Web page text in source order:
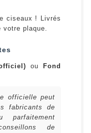
ciseaux ! Livrés
votre plaque.
ou
Fond
officielle peut
fabricants de
parfaitement
de